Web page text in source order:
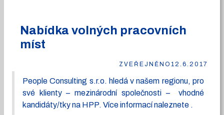
Nabídka volných pracovních
míst
ZVEŘEJNĚNO 12.6.2017
People Consulting s.r.o. hledá v našem regionu, pro
své klienty – mezinárodní společnosti – vhodné
kandidáty/tky na HPP. Více informací naleznete .